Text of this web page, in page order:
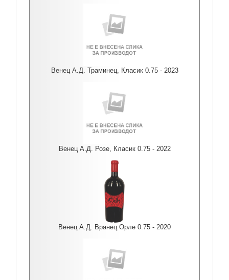
Венец А.Д. Траминец, Класик 0.75 - 2023
Венец А.Д. Розе, Класик 0.75 - 2022
Венец А.Д. Вранец Орле 0.75 - 2020